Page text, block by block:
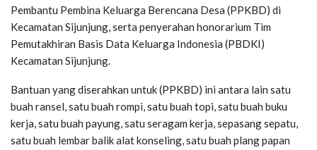
Pembantu Pembina Keluarga Berencana Desa (PPKBD) di
Kecamatan Sijunjung, serta penyerahan honorarium Tim
Pemutakhiran Basis Data Keluarga Indonesia (PBDKI)
Kecamatan Sijunjung.
Bantuan yang diserahkan untuk (PPKBD) ini antara lain satu
buah ransel, satu buah rompi, satu buah topi, satu buah buku
kerja, satu buah payung, satu seragam kerja, sepasang sepatu,
satu buah lembar balik alat konseling, satu buah plang papan